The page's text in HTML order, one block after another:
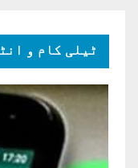
ٹیلی کام و